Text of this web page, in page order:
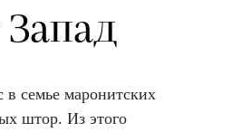
Запад
семье марони­тских
штор. Из этого